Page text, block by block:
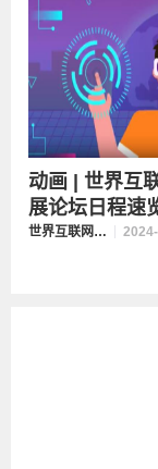
动画 | 世界互
展论坛日程速
世界互联网大会数字丝路发展论坛